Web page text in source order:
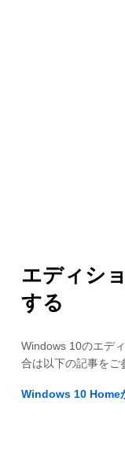
エディシ
する
Windows 10のエデ
合は以下の記事をご
Windows 10 Home